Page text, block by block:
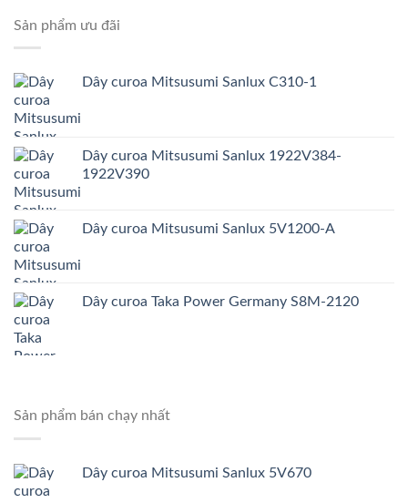
Sản phẩm ưu đãi
Dây curoa Mitsusumi Sanlux C310-1
Dây curoa Mitsusumi Sanlux 1922V384-
1922V390
Dây curoa Mitsusumi Sanlux 5V1200-A
Dây curoa Taka Power Germany S8M-2120
Sản phẩm bán chạy nhất
Dây curoa Mitsusumi Sanlux 5V670